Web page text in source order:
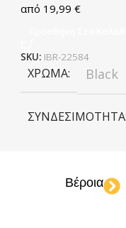
19,99 €
SKU: IBR-22584
ΧΡΏΜΑ Black
ΣΥΝΔΕΣΙΜΌΤΗΤΑ
ΧΩΡΗΤΙΚΌΤΗΤΑ
Βέροια